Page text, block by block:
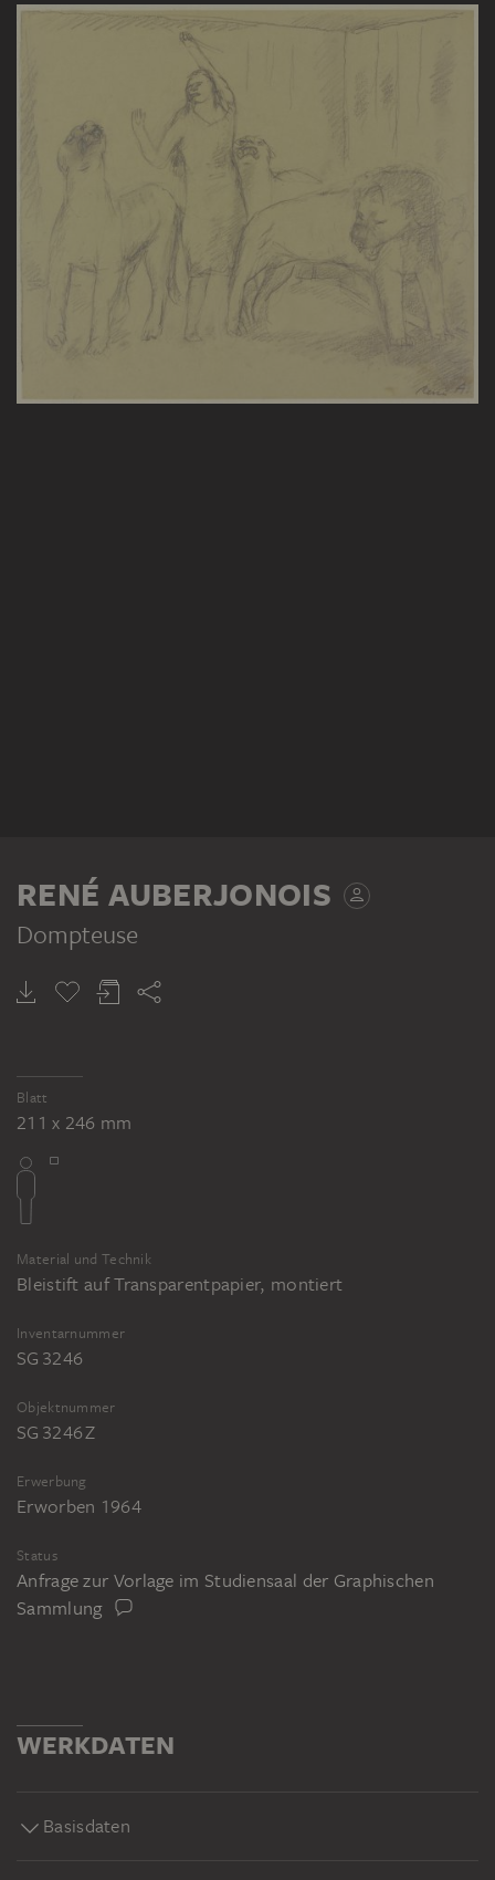
RENÉ AUBERJONOIS
Dompteuse
Blatt
211 x 246 mm
Material und Technik
Bleistift auf Transparentpapier, montiert
Inventarnummer
SG 3246
Objektnummer
SG 3246 Z
Erwerbung
Erworben 1964
Status
Anfrage zur Vorlage im Studiensaal der Graphischen
Sammlung
WERKDATEN
Basisdaten